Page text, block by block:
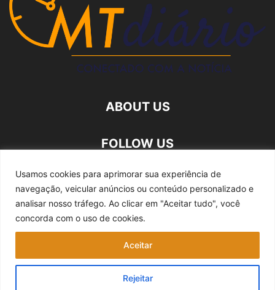
Usamos cookies para aprimorar sua experiência de
navegação, veicular anúncios ou conteúdo personalizado e
analisar nosso tráfego. Ao clicar em "Aceitar tudo", você
concorda com o uso de cookies.
Rejeitar
Aceitar
ABOUT US
FOLLOW US
Quem somos Expediente Fale Conosco
©